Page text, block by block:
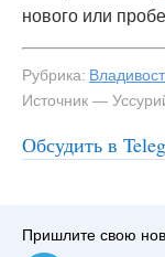
нового или
Рубрика:
Источник —
Обсудить в
Пришлите свою